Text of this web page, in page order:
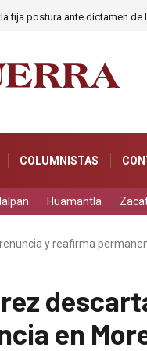
fija postura ante dictamen de
COLUMNISTAS
Huamantla
y reafirma
en